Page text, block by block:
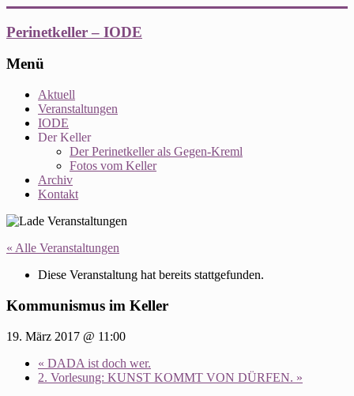
Inhalt
springen
Perinetkeller – IODE
Menü
Aktuell
Veranstaltungen
IODE
Der Keller
Der Perinetkeller als Gegen-Kreml
Fotos vom Keller
Archiv
Kontakt
« Alle Veranstaltungen
Diese Veranstaltung hat bereits stattgefunden.
Kommunismus im Keller
19. März 2017 @ 11:00
« DADA ist doch wer.
2. Vorlesung: KUNST KOMMT VON DÜRFEN. »